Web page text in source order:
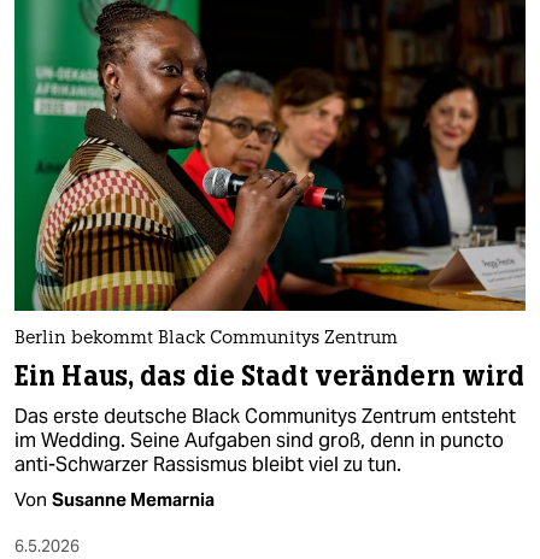
Berlin bekommt Black Communitys Zentrum
Ein Haus, das die Stadt verändern wird
Das erste deutsche Black Communitys Zentrum entsteht
im Wedding. Seine Aufgaben sind groß, denn in puncto
anti-Schwarzer Rassismus bleibt viel zu tun.
Von Susanne Memarnia
6.5.2026